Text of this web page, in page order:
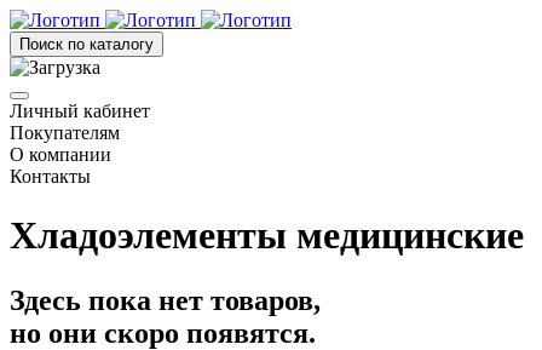
Поиск по каталогу
Личный кабинет
Покупателям
О компании
Контакты
Хладоэлементы медицинские
Здесь пока нет товаров,
но они скоро появятся.